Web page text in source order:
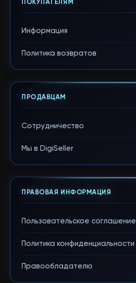
ПОКУПАТЕЛЯМ
Информация
Политика возвратов
ПРОДАВЦАМ
Сотрудничество
Мы в DigiSeller
ПРАВОВАЯ ИНФОРМАЦИЯ
Пользовательское соглашение
Политика конфиденциальности
Правообладателю